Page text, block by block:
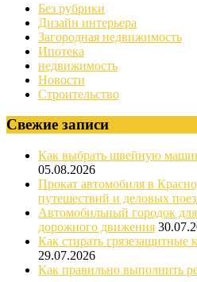
Без рубрики
Дизайн интерьера
Загородная недвижимость
Ипотека
недвижимость
Новости
Строительство
Свежие записи
Как выбрать швейную
05.08.2026
Прокат автомобиля в
путешествий и деловых
Автомобильный городок
дорожного движения
Как стирать грязезащитные
29.07.2026
Как правильно выполнить